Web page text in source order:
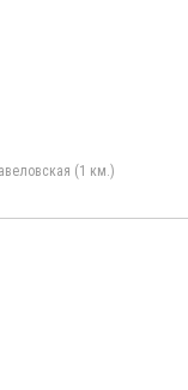
(1 км.)